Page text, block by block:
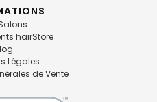
hairStore
Légales
de Vente